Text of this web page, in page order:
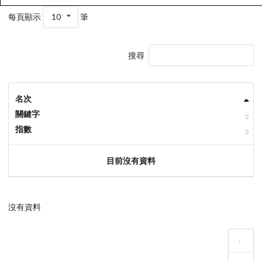
每頁顯示 10 筆
搜尋
名次
關鍵字
指數
目前沒有資料
沒有資料
‹